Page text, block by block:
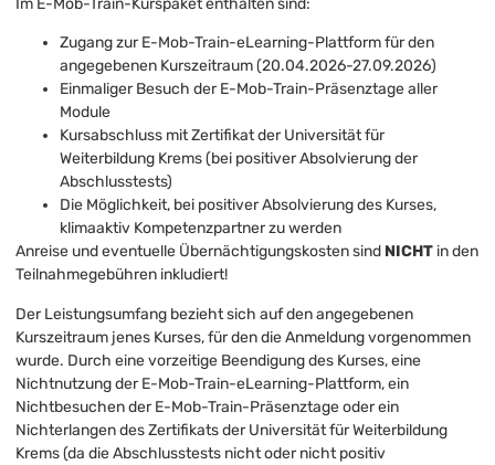
Zugang zur E-Mob-Train-eLearning-Plattform für den
angegebenen Kurszeitraum (20.04.2026-27.09.2026)
Einmaliger Besuch der E-Mob-Train-Präsenztage aller
Module
Kursabschluss mit Zertifikat der Universität für
Weiterbildung Krems (bei positiver Absolvierung der
Abschlusstests)
Die Möglichkeit, bei positiver Absolvierung des Kurses,
klimaaktiv Kompetenzpartner zu werden
Anreise und eventuelle Übernächtigungskosten sind NICHT in den
Teilnahmegebühren inkludiert!
Der Leistungsumfang bezieht sich auf den angegebenen
Kurszeitraum jenes Kurses, für den die Anmeldung vorgenommen
wurde. Durch eine vorzeitige Beendigung des Kurses, eine
Nichtnutzung der E-Mob-Train-eLearning-Plattform, ein
Nichtbesuchen der E-Mob-Train-Präsenztage oder ein
Nichterlangen des Zertifikats der Universität für Weiterbildung
Krems (da die Abschlusstests nicht oder nicht positiv